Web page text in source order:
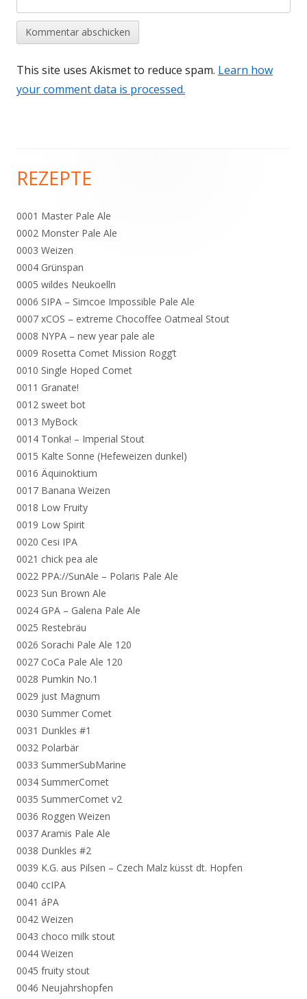
This site uses Akismet to reduce spam. Learn how
your comment data is processed.
Haupt-
Seitenleiste
REZEPTE
0001 Master Pale Ale
0002 Monster Pale Ale
0003 Weizen
0004 Grünspan
0005 wildes Neukoelln
0006 SIPA – Simcoe Impossible Pale Ale
0007 xCOS – extreme Chocoffee Oatmeal Stout
0008 NYPA – new year pale ale
0009 Rosetta Comet Mission Rogg’t
0010 Single Hoped Comet
0011 Granate!
0012 sweet bot
0013 MyBock
0014 Tonka! – Imperial Stout
0015 Kalte Sonne (Hefeweizen dunkel)
0016 Äquinoktium
0017 Banana Weizen
0018 Low Fruity
0019 Low Spirit
0020 Cesi IPA
0021 chick pea ale
0022 PPA://SunAle – Polaris Pale Ale
0023 Sun Brown Ale
0024 GPA – Galena Pale Ale
0025 Restebräu
0026 Sorachi Pale Ale 120
0027 CoCa Pale Ale 120
0028 Pumkin No.1
0029 just Magnum
0030 Summer Comet
0031 Dunkles #1
0032 Polarbär
0033 SummerSubMarine
0034 SummerComet
0035 SummerComet v2
0036 Roggen Weizen
0037 Aramis Pale Ale
0038 Dunkles #2
0039 K.G. aus Pilsen – Czech Malz küsst dt. Hopfen
0040 ccIPA
0041 áPA
0042 Weizen
0043 choco milk stout
0044 Weizen
0045 fruity stout
0046 Neujahrshopfen